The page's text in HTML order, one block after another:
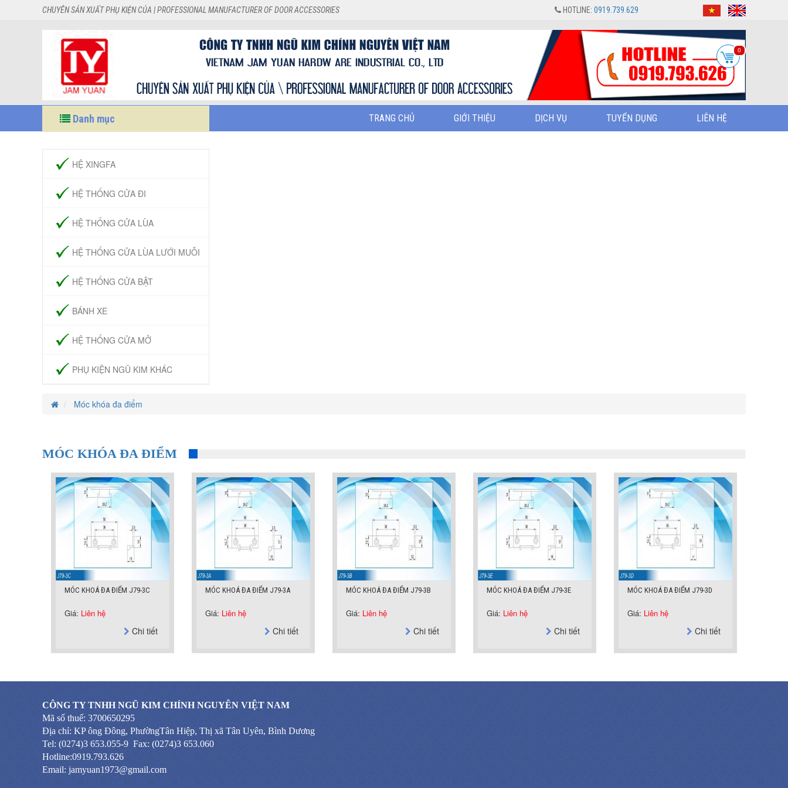
CHUYÊN SẢN XUẤT PHỤ KIỆN CỦA | PROFESSIONAL MANUFACTURER OF DOOR ACCESSORIES HOTLINE: 0919.739.629
0
Danh mục TRANG CHỦ GIỚI THIỆU DỊCH VỤ TUYỂN DỤNG LIÊN HỆ
HỆ XINGFA
HỆ THỐNG CỬA ĐI
HỆ THỐNG CỬA LÙA
HỆ THỐNG CỬA LÙA LƯỚI MUỖI
HỆ THỐNG CỬA BẬT
BÁNH XE
HỆ THỐNG CỬA MỞ
PHỤ KIỆN NGŨ KIM KHÁC
Móc khóa đa điểm
MÓC KHÓA ĐA ĐIỂM
MÓC KHOÁ ĐA ĐIỂM J79-3C
Giá: Liên hệ
Chi tiết
MÓC KHOÁ ĐA ĐIỂM J79-3A
Giá: Liên hệ
Chi tiết
MÓC KHOÁ ĐA ĐIỂM J79-3B
Giá: Liên hệ
Chi tiết
MÓC KHOÁ ĐA ĐIỂM J79-3E
Giá: Liên hệ
Chi tiết
MÓC KHOÁ ĐA ĐIỂM J79-3D
Giá: Liên hệ
Chi tiết
CÔNG TY TNHH NGŨ KIM CHÍNH NGUYÊN VIỆT NAM
Mã số thuế: 3700650295
Địa chỉ: KP ông Đông, PhườngTân Hiệp, Thị xã Tân Uyên, Bình Dương
Tel: (0274)3 653.055-9 Fax: (0274)3 653.060
Hotline:0919.793.626
Email: jamyuan1973@gmail.com